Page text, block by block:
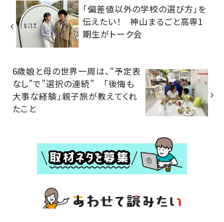
「偏差値以外の学校の選び方」を
伝えたい！ 神山まるごと高専1
期生がトーク会
6歳娘と母の世界一周は、“予定表
なし”で”選択の連続” 「後悔も
大事な経験」親子旅が教えてくれ
たこと